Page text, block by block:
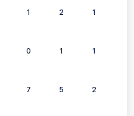
1 2 1
0 1 1
7 5 2